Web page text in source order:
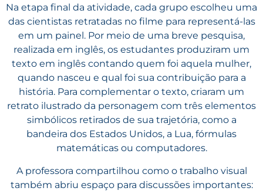
Na etapa final da atividade, cada grupo escolheu uma
das cientistas retratadas no filme para representá-las
em um painel. Por meio de uma breve pesquisa,
realizada em inglês, os estudantes produziram um
texto em inglês contando quem foi aquela mulher,
quando nasceu e qual foi sua contribuição para a
história. Para complementar o texto, criaram um
retrato ilustrado da personagem com três elementos
simbólicos retirados de sua trajetória, como a
bandeira dos Estados Unidos, a Lua, fórmulas
matemáticas ou computadores.
A professora compartilhou como o trabalho visual
também abriu espaço para discussões importantes: